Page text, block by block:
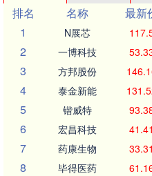
排名
名称 最新
1
N展芯
2 一博科技
3 方邦股份
4 泰金新能
5 锴威特
6 宏昌科技 41.41
7 药康生物 33.31
8 毕得医药